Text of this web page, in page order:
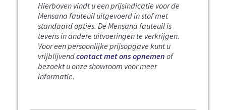
Hierboven vindt u een prijsindicatie voor de
Mensana fauteuil uitgevoerd in stof met
standaard opties. De Mensana fauteuil is
tevens in andere uitvoeringen te verkrijgen.
Voor een persoonlijke prijsopgave kunt u
vrijblijvendcontact met ons opnemen of
bezoekt u onze showroom voor meer
informatie.